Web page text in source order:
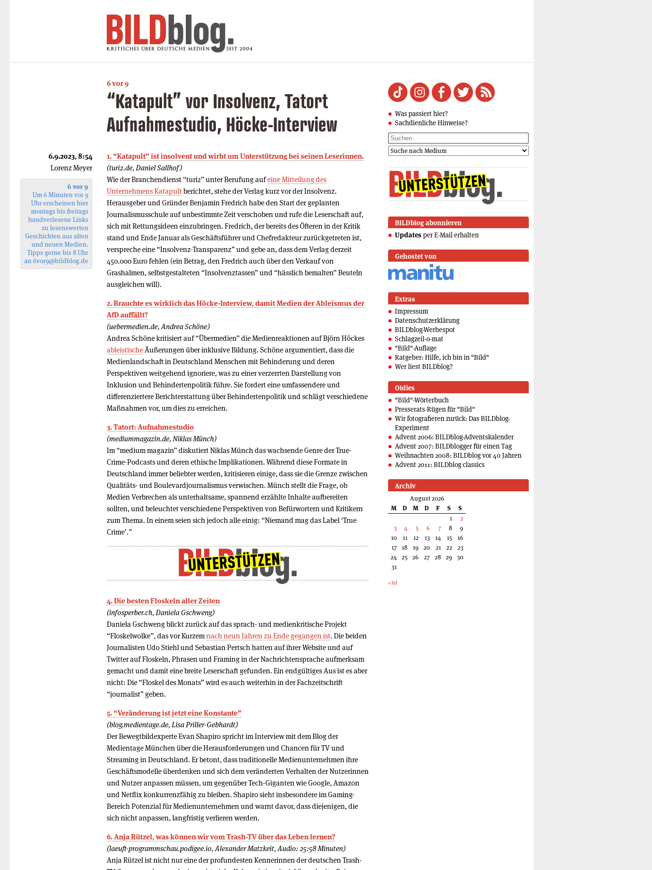
6 vor 9
“Katapult” vor Insolvenz, Tatort
Aufnahmestudio, Höcke-Interview
1. “Katapult” ist insolvent und wirbt um Unterstützung bei seinen Leserinnen.
(turi2.de, Daniel Sallhof)
Wie der Branchendienst “turi2” unter Berufung aufeine Mitteilung des
Unternehmens Katapultberichtet, stehe der Verlag kurz vor der Insolvenz.
Herausgeber und Gründer Benjamin Fredrich habe den Start der geplanten
Journalismusschule auf unbestimmte Zeit verschoben und rufe die Leserschaft auf,
sich mit Rettungsideen einzubringen. Fredrich, der bereits des Öfteren in der Kritik
stand und Ende Januar als Geschäftsführer und Chefredakteur zurückgetreten ist,
verspreche eine “Insolvenz-Transparenz” und gebe an, dass dem Verlag derzeit
450.000 Euro fehlen (ein Betrag, den Fredrich auch über den Verkauf von
Grashalmen, selbstgestalteten “Insolvenztassen” und “hässlich bemalten” Beuteln
ausgleichen will).
2. Brauchte es wirklich das Höcke-Interview, damit Medien der Ableismus der
AfD auffällt?
(uebermedien.de, Andrea Schöne)
Andrea Schöne kritisiert auf “Übermedien” die Medienreaktionen auf Björn Höckes
ableistische Äußerungen über inklusive Bildung. Schöne argumentiert, dass die
Medienlandschaft in Deutschland Menschen mit Behinderung und deren
Perspektiven weitgehend ignoriere, was zu einer verzerrten Darstellung von
Inklusion und Behindertenpolitik führe. Sie fordert eine umfassendere und
differenziertere Berichterstattung über Behindertenpolitik und schlägt verschiedene
Maßnahmen vor, um dies zu erreichen.
3. Tatort: Aufnahmestudio
(mediummagazin.de, Niklas Münch)
Im “medium magazin” diskutiert Niklas Münch das wachsende Genre der True-
Crime-Podcasts und deren ethische Implikationen. Während diese Formate in
Deutschland immer beliebter werden, kritisieren einige, dass sie die Grenze zwischen
Qualitäts- und Boulevardjournalismus verwischen. Münch stellt die Frage, ob
Medien Verbrechen als unterhaltsame, spannend erzählte Inhalte aufbereiten
sollten, und beleuchtet verschiedene Perspektiven von Befürwortern und Kritikern
zum Thema. In einem seien sich jedoch alle einig: “Niemand mag das Label ‘True
Crime’.”
4. Die besten Floskeln aller Zeiten
(infosperber.ch, Daniela Gschweng)
Daniela Gschweng blickt zurück auf das sprach- und medienkritische Projekt
“Floskelwolke”, das vor Kurzemnach neun Jahren zu Ende gegangen ist. Die beiden
Journalisten Udo Stiehl und Sebastian Pertsch hatten auf ihrer Website und auf
Twitter auf Floskeln, Phrasen und Framing in der Nachrichtensprache aufmerksam
gemacht und damit eine breite Leserschaft gefunden. Ein endgültiges Aus ist es aber
nicht: Die “Floskel des Monats” wird es auch weiterhin in der Fachzeitschrift
“journalist” geben.
5. “Veränderung ist jetzt eine Konstante”
(blog.medientage.de, Lisa Priller-Gebhardt)
Der Bewegtbildexperte Evan Shapiro spricht im Interview mit dem Blog der
Medientage München über die Herausforderungen und Chancen für TV und
Streaming in Deutschland. Er betont, dass traditionelle Medienunternehmen ihre
Geschäftsmodelle überdenken und sich dem veränderten Verhalten der Nutzerinnen
und Nutzer anpassen müssen, um gegenüber Tech-Giganten wie Google, Amazon
und Netflix konkurrenzfähig zu bleiben. Shapiro sieht insbesondere im Gaming-
Bereich Potenzial für Medienunternehmen und warnt davor, dass diejenigen, die
sich nicht anpassen, langfristig verlieren werden.
6. Anja Rützel, was können wir vom Trash-TV über das Leben lernen?
(laeuft-programmschau.podigee.io, Alexander Matzkeit, Audio: 25:58 Minuten)
Anja Rützel ist nicht nur eine der profundesten Kennerinnen der deutschen Trash-
6.9.2023, 8:54
Lorenz Meyer
6 vor 9
Um 6 Minuten vor 9
Uhr erscheinen hier
montags bis freitags
handverlesene Links
zu lesenswerten
Geschichten aus alten
und neuen Medien.
Tipps gerne bis 8 Uhr
an6vor9@bildblog.de
Was passiert hier?
Sachdienliche Hinweise?
BILDblog abonnieren
Updates per E-Mail erhalten
Gehostet von
Extras
Impressum
Datenschutzerklärung
BILDblog-Werbespot
Schlagzeil-o-mat
"Bild"-Auflage
Ratgeber: Hilfe, ich bin in "Bild"
Wer liest BILDblog?
Oldies
"Bild"-Wörterbuch
Presserats-Rügen für "Bild"
Wir fotografieren zurück: Das BILDblog-
Experiment
Advent 2006: BILDblog-Adventskalender
Advent 2007: BILDblogger für einen Tag
Weihnachten 2008: BILDblog vor 40 Jahren
Advent 2011: BILDblog classics
Archiv
August 2026
M
D M D F S
S
1
2
3
4 5 6 7 8
9
10
11 12 13 14 15
16
17 18 19 20 21 22
23
24 25 26 27 28 29 30
31
« Jul